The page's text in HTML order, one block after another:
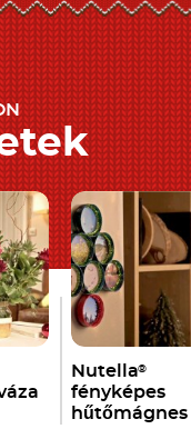
Nutella®
fényképes
hűtőmágnes